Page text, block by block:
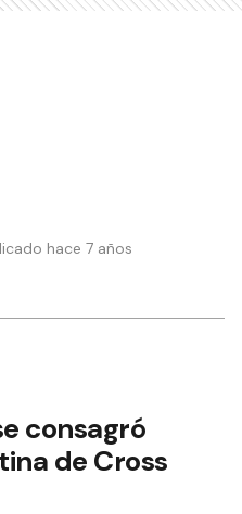
hace 7 años
consagró
de Cross